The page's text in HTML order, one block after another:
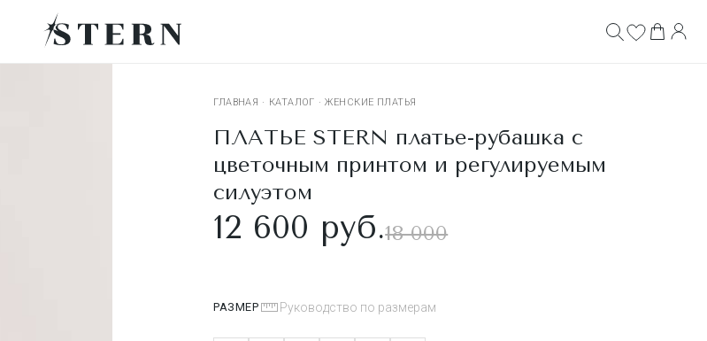
ГЛАВНАЯ · КАТАЛОГ · ЖЕНСКИЕ ПЛАТЬЯ
ПЛАТЬЕ STERN платье-рубашка с
цветочным принтом и регулируемым
силуэтом
12 600 руб.18 000
РАЗМЕР Руководство по размерам